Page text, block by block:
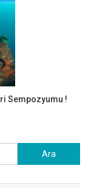
Sempozyumu !
Arama: